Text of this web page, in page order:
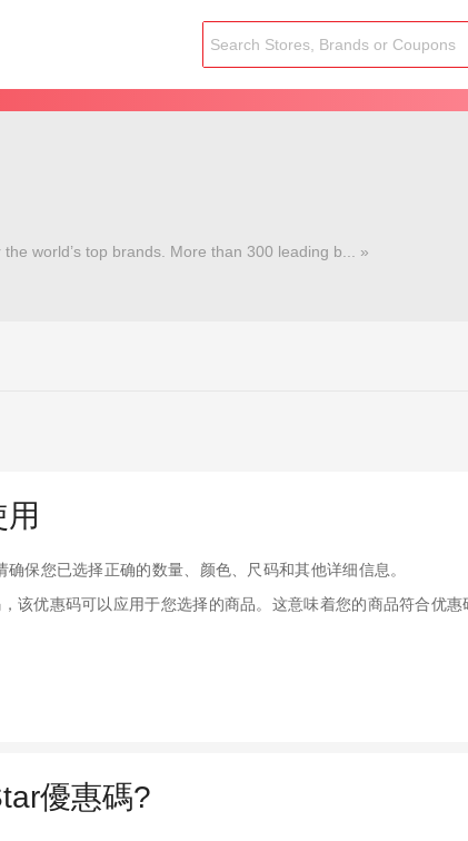
world’s top brands. More than 300 leading b... »
保您已选择正确的数量、颜色、尺码和其他详细信息。
优惠码可以应用于您选择的商品。这意味着您的商品符合优惠
優惠碼?